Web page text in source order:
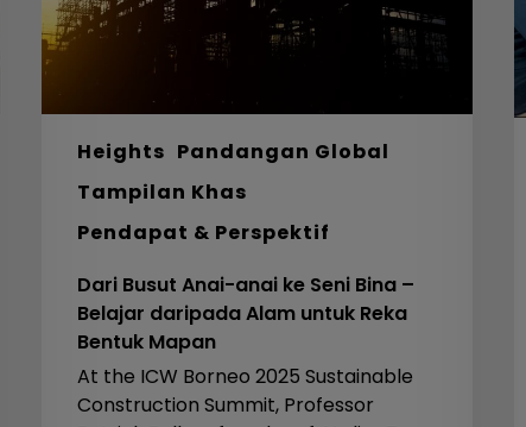
Heights Pandangan Global
Tampilan Khas
Pendapat & Perspektif
Bina
–
Belajar
Alam
untuk
Reka
Bentuk
Mapan
Dari Busut Anai-anai ke Seni Bina –
Belajar daripada Alam untuk Reka
Bentuk Mapan
At the ICW Borneo 2025 Sustainable
Construction Summit, Professor